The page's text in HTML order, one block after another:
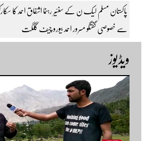
پاکستان مسلم لیک ن کے سنئیر رہنما اشفاق احمد کا
سے خصوصی گفتگو مسرور احمد بیورو چیف گلگت
ویڈیوز